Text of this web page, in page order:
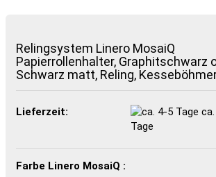
Konto erstellen
Relingsystem Linero MosaiQ
Papierrollenhalter, Graphitschwarz
Schwarz matt, Reling,
Lieferzeit:
Tage
Farbe Linero MosaiQ :